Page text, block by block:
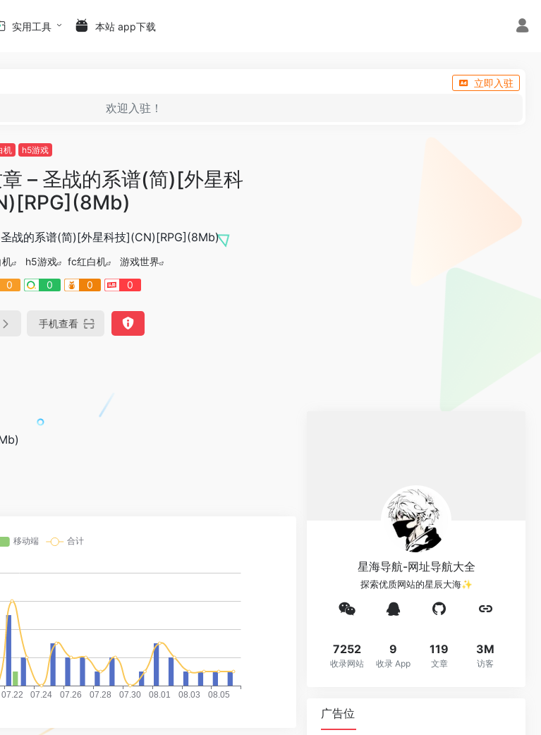
实用工具 本站 app下载
立即入驻
欢迎入驻！
机 h5游戏
– 圣战的系谱(简)[外星科
战的系谱(简)[外星科技](CN)[RPG](8Mb)
h5游戏 fc红白机
游戏世界
0 0 0 0
手机查看
星海导航-网址导航大全
探索优质网站的星辰大海✨
7252
收录网站
9
收录 App
119
文章
3M
访客
广告位